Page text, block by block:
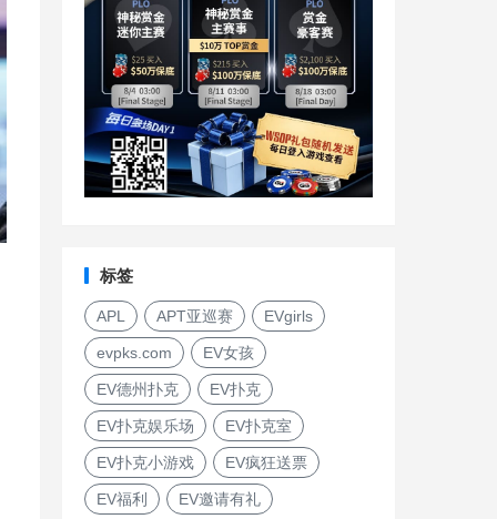
标签
APL APT亚巡赛 EVgirls
evpks.com EV女孩
EV德州扑克 EV扑克
EV扑克娱乐场 EV扑克室
EV扑克小游戏 EV疯狂送票
EV福利 EV邀请有礼